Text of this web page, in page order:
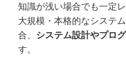
知識が浅い場合でも一定
大規模・本格的なシステ
合、 システム設計やプロ
す。